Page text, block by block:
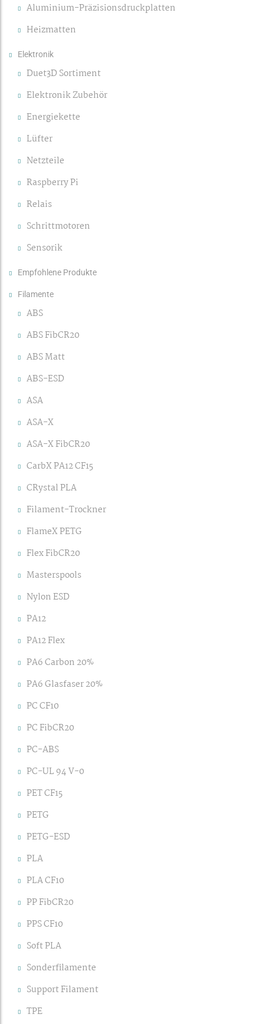
Aluminium-Präzisionsdruckplatten
Heizmatten
Elektronik
Duet3D Sortiment
Elektronik Zubehör
Energiekette
Lüfter
Netzteile
Raspberry Pi
Relais
Schrittmotoren
Sensorik
Empfohlene Produkte
Filamente
ABS
ABS FibCR20
ABS Matt
ABS-ESD
ASA
ASA-X
ASA-X FibCR20
CarbX PA12 CF15
CRystal PLA
Filament-Trockner
FlameX PETG
Flex FibCR20
Masterspools
Nylon ESD
PA12
PA12 Flex
PA6 Carbon 20%
PA6 Glasfaser 20%
PC CF10
PC FibCR20
PC-ABS
PC-UL 94 V-0
PET CF15
PETG
PETG-ESD
PLA
PLA CF10
PP FibCR20
PPS CF10
Soft PLA
Sonderfilamente
Support Filament
TPE